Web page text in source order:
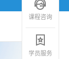
课程咨询
学员服务